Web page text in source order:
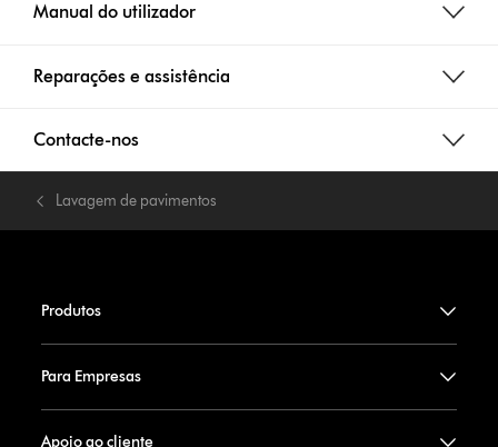
Manual do utilizador
Reparações e assistência
Contacte-nos
Lavagem de pavimentos
Produtos
Para Empresas
Apoio ao cliente